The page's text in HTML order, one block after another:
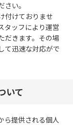
い。
付けておりませ
タッフにより運営
だきます。その場
て迅速な対応がで
いて
ら提供される個人